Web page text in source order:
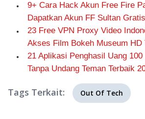
9+ Cara Hack Akun Free Fire
Dapatkan Akun FF Sultan
23 Free VPN Proxy Video
Akses Film Bokeh Museum HD
21 Aplikasi Penghasil Uang
Tanpa Undang Teman Terbaik
Tags Terkait: Out Of Tech